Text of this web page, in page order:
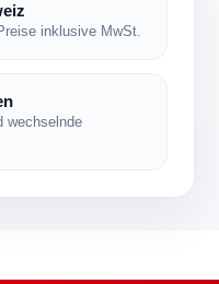
inklusive MwSt.
wechselnde